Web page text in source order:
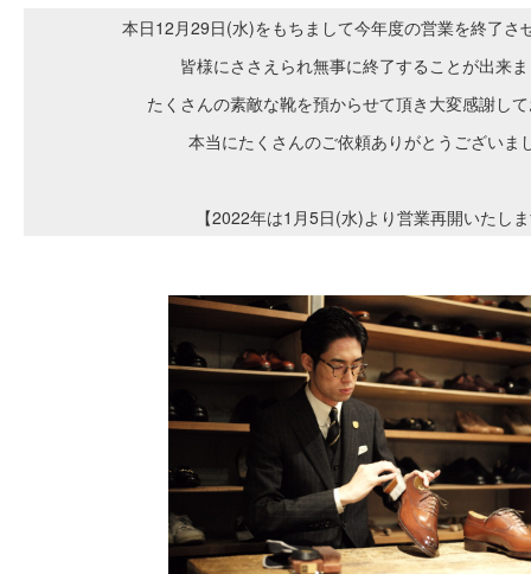
本日12月29日(水)をもちまして今年度の営業を終了さ
皆様にささえられ無事に終了することが出来
たくさんの素敵な靴を預からせて頂き大変感謝し
本当にたくさんのご依頼ありがとうございま
【2022年は1月5日(水)より営業再開いたし